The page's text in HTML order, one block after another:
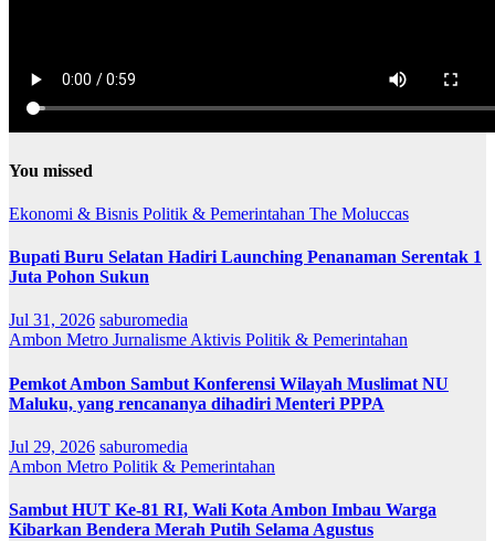
You missed
Ekonomi & Bisnis Politik & Pemerintahan The Moluccas
Bupati Buru Selatan Hadiri Launching Penanaman Serentak 1
Juta Pohon Sukun
Jul 31, 2026 saburomedia
Ambon Metro Jurnalisme Aktivis Politik & Pemerintahan
Pemkot Ambon Sambut Konferensi Wilayah Muslimat NU
Maluku, yang rencananya dihadiri Menteri PPPA
Jul 29, 2026 saburomedia
Ambon Metro Politik & Pemerintahan
Sambut HUT Ke-81 RI, Wali Kota Ambon Imbau Warga
Kibarkan Bendera Merah Putih Selama Agustus